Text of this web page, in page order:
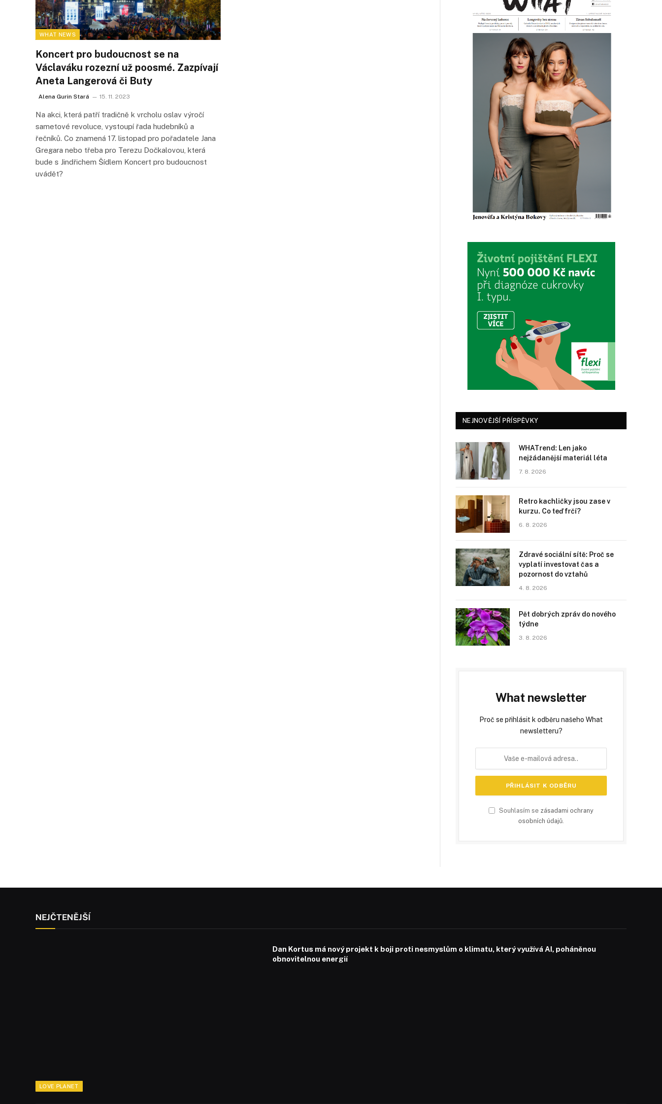
WHAT NEWS
Koncert pro budoucnost se na
Václaváku rozezní už poosmé. Zazpívají
Aneta Langerová či Buty
Alena Gurin Stará 15. 11. 2023
Na akci, která patří tradičně k vrcholu oslav výročí
sametové revoluce, vystoupí řada hudebníků a
řečníků. Co znamená 17. listopad pro pořadatele Jana
Gregara nebo třeba pro Terezu Dočkalovou, která
bude s Jindřichem Šídlem Koncert pro budoucnost
uvádět?
NEJNOVĚJŠÍ PŘÍSPĚVKY
WHATrend: Len jako
nejžádanější materiál léta
7. 8. 2026
Retro kachličky jsou zase v
kurzu. Co teď frčí?
6. 8. 2026
Zdravé sociální sítě: Proč se
vyplatí investovat čas a
pozornost do vztahů
4. 8. 2026
Pět dobrých zpráv do nového
týdne
3. 8. 2026
What newsletter
Proč se přihlásit k odběru našeho What
newsletteru?
Souhlasím se zásadami ochrany
osobních údajů
NEJČTENĚJŠÍ
LOVE PLANET
Dan Kortus má nový projekt k boji proti nesmyslům o klimatu, který využívá AI, poháněnou
obnovitelnou energií